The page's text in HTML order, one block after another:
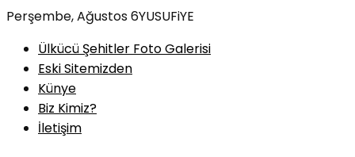
Skip
content
Perşembe, Ağustos 6YUSUFiYE
Ülkücü Şehitler Foto Galerisi
Eski Sitemizden
Künye
Biz Kimiz?
İletişim